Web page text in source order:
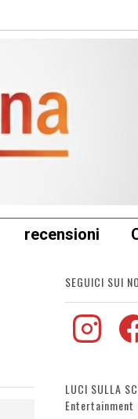
recensioni
SEGUICI SUI
LUCI SULLA
Entertainment